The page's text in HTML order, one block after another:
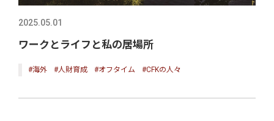
2025.05.01
ワークとライフと私の居場所
#海外 #人財育成 #オフタイム #CFKの人々